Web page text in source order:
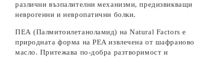
различни възпалителни механизми, предизвикващи
неврогенни и невропатични болки.
ПЕА (Палмитоилетаноламид) на Natural Factors е
природната форма на PEA извлечена от шафраново
масло. Притежава по-добра разтворимост и